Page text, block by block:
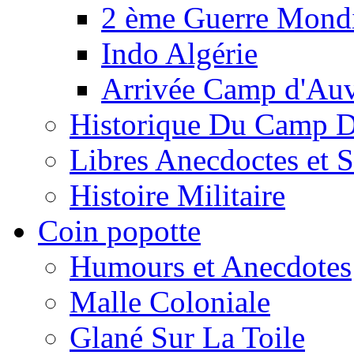
2 ème Guerre
Indo Algérie
Arrivée Camp
Historique Du Camp
Libres Anecdoctes et
Histoire Militaire
Coin popotte
Humours et Anecdotes
Malle Coloniale
Glané Sur La Toile